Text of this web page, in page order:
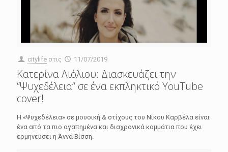
citylife στις 11/07/2019
Κατερίνα Λιόλιου: Διασκευάζει την
“Ψυχεδέλεια” σε ένα εκπληκτικό YouTube
cover!
Η «Ψυχεδέλεια» σε μουσική & στίχους του Νίκου Καρβέλα είναι
ένα από τα πιο αγαπημένα και διαχρονικά κομμάτια που έχει
ερμηνεύσει η Άννα Βίσση.